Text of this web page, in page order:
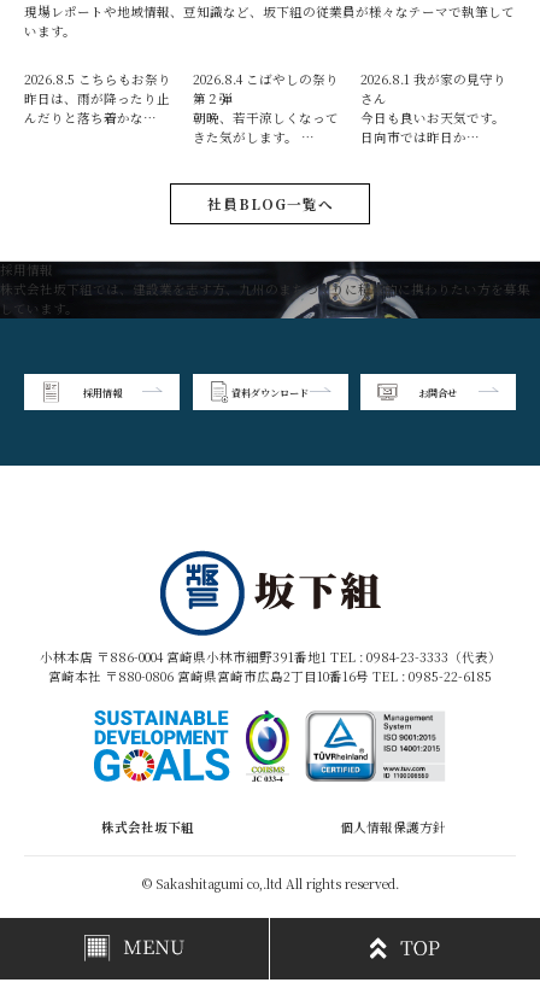
現場レポートや地域情報、豆知識など、坂下組の従業員が様々なテーマで執筆して
います。
2026.8.5 こちらもお祭り
昨日は、雨が降ったり止
んだりと落ち着かな…
2026.8.4 こばやしの祭り
第２弾
朝晩、若干涼しくなって
きた気がします。 …
2026.8.1 我が家の見守り
さん
今日も良いお天気です。
日向市では昨日か…
社員BLOG一覧へ
採用情報
株式会社坂下組では、建設業を志す方、九州のまちづくりに積極的に携わりたい方を募集
しています。
採用情報 資料ダウンロード お問合せ
小林本店 〒886-0004 宮崎県小林市細野391番地1 TEL : 0984-23-3333（代表）
宮崎本社 〒880-0806 宮崎県宮崎市広島2丁目10番16号 TEL : 0985-22-6185
株式会社坂下組 個人情報保護方針
© Sakashitagumi co,.ltd All rights reserved.